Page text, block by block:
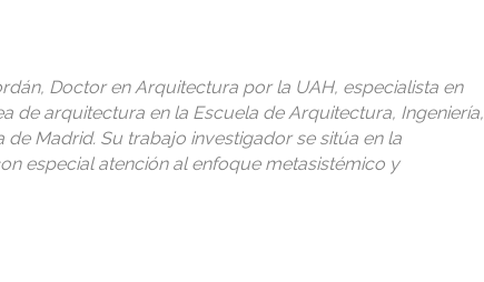
Doctor en Arquitectura por la UAH, especialista en
de arquitectura en la Escuela de Arquitectura, Ingeniería,
Madrid. Su trabajo investigador se sitúa en la
especial atención al enfoque metasistémico y